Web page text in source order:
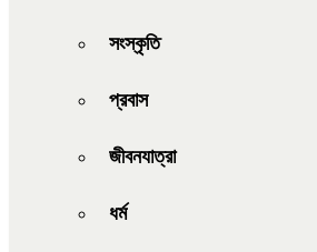
সংস্কৃতি
প্রবাস
জীবনযাত্রা
ধর্ম